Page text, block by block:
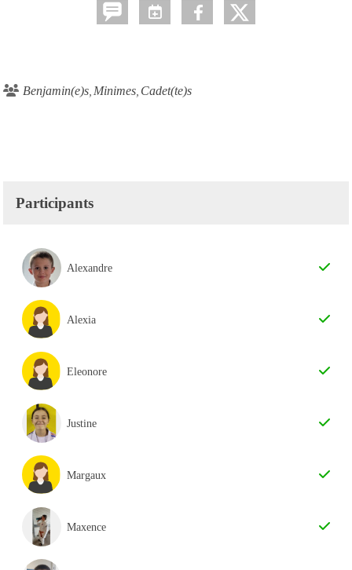
Benjamin(e)s Minimes Cadet(te)s
Participants
Alexandre
Alexia
Eleonore
Justine
Margaux
Maxence